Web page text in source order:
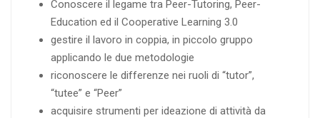
Conoscere il legame tra Peer-Tutoring, Peer-
Education ed il Cooperative Learning 3.0
gestire il lavoro in coppia, in piccolo gruppo
applicando le due metodologie
riconoscere le differenze nei ruoli di “tutor”,
“tutee” e “Peer”
acquisire strumenti per ideazione di attività da